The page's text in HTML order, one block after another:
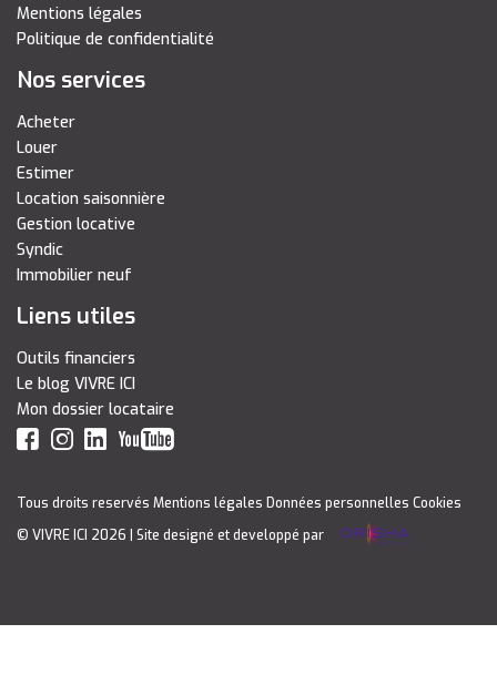
Mentions légales
Politique de confidentialité
Nos services
Acheter
Louer
Estimer
Location saisonnière
Gestion locative
Syndic
Immobilier neuf
Liens utiles
Outils financiers
Le blog VIVRE ICI
Mon dossier locataire
Tous droits reservés Mentions légales Données personnelles Cookies
© VIVRE ICI 2026
| Site designé et developpé par